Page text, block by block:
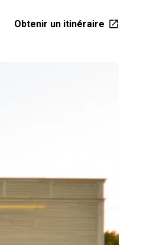
Obtenir un itinéraire